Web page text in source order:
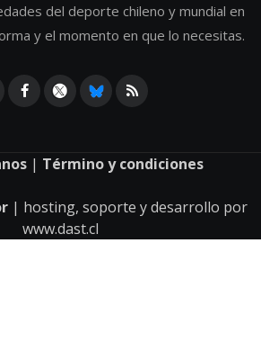
del deporte chileno y mundial en
y el momento en que lo necesitas.
| Término y condiciones
| hosting, soporte y desarrollo por
www.dast.cl